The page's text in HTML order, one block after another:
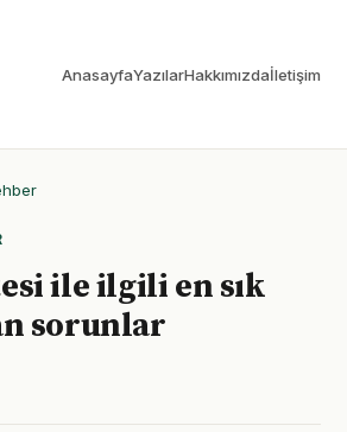
AnasayfaYazılarHakkımızdaİletişim
ile ilgili en sık
sorunlar